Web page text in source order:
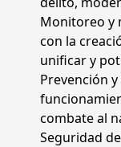
Monitoreo y
con la
unificar y
Prevención
combate al
Seguridad